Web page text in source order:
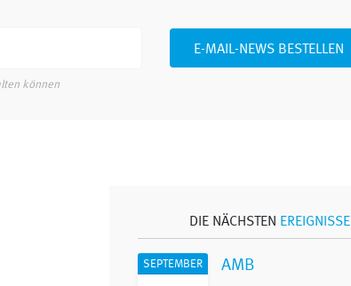
können
E-MAIL-NEWS BESTELLEN
DIE NÄCHSTEN EREIGNISSE
SEPTEMBER AMB